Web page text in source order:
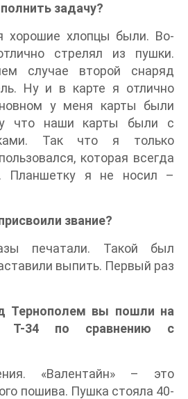
задачу?
хорошие хлопцы были. Во-
стрелял из пушки.
случае второй снаряд
Ну и в карте я отлично
у меня карты были
что наши карты были с
Так что я только
которая всегда
Планшетку я не носил –
звание?
печатали. Такой был
выпить. Первый раз
Тернополем вы пошли на
Т-34 по сравнению с
«Валентайн» – это
пошива. Пушка стояла 40-